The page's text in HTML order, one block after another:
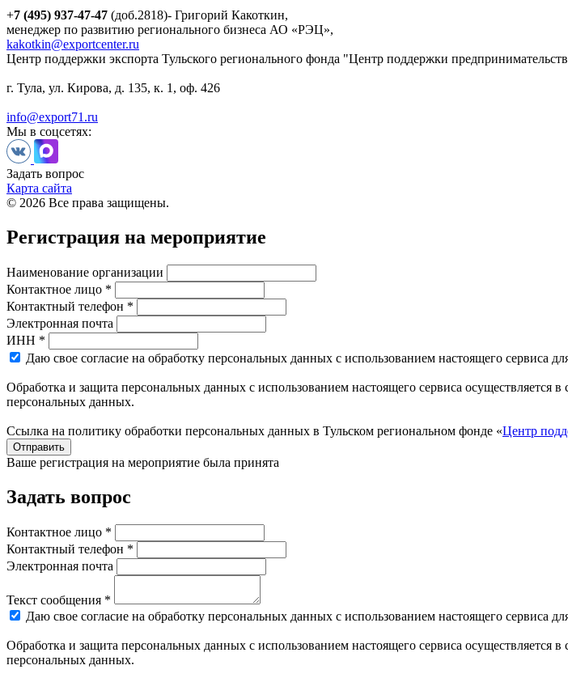
+7 (495) 937-47-47 (доб.2818)- Григорий Какоткин,
менеджер по развитию регионального бизнеса АО «РЭЦ»,
kakotkin@exportcenter.ru
Центр поддержки экспорта Тульского регионального фонда "Центр поддержки
г. Тула, ул. Кирова, д. 135, к. 1, оф. 426
info@export71.ru
Мы в соцсетях:
Задать вопрос
Карта сайта
© 2026 Все права защищены.
Регистрация на мероприятие
Наименование организации
Контактное лицо *
Контактный телефон *
Электронная почта
ИНН *
Даю свое согласие на обработку персональных данных с использованием настоящего сервиса
Обработка и защита персональных данных с использованием настоящего сервиса осуществляется
персональных данных.
Ссылка на политику обработки персональных данных в Тульском региональном фонде «Центр
Отправить
Ваше регистрация на мероприятие была принята
Задать вопрос
Контактное лицо *
Контактный телефон *
Электронная почта
Текст сообщения *
Даю свое согласие на обработку персональных данных с использованием настоящего сервиса
Обработка и защита персональных данных с использованием настоящего сервиса осуществляется
персональных данных.